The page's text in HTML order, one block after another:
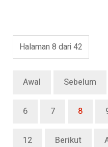
Halaman 8 dari 42
Awal Sebelum
6 7 8
12 Berikut